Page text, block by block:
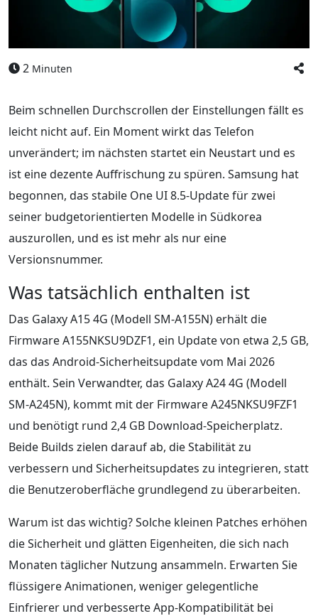
2 Minuten
Beim schnellen Durchscrollen der Einstellungen fällt es
leicht nicht auf. Ein Moment wirkt das Telefon
unverändert; im nächsten startet ein Neustart und es
ist eine dezente Auffrischung zu spüren. Samsung hat
begonnen, das stabile One UI 8.5-Update für zwei
seiner budgetorientierten Modelle in Südkorea
auszurollen, und es ist mehr als nur eine
Versionsnummer.
Was tatsächlich enthalten ist
Das Galaxy A15 4G (Modell SM-A155N) erhält die
Firmware A155NKSU9DZF1, ein Update von etwa 2,5 GB,
das das Android-Sicherheitsupdate vom Mai 2026
enthält. Sein Verwandter, das Galaxy A24 4G (Modell
SM-A245N), kommt mit der Firmware A245NKSU9FZF1
und benötigt rund 2,4 GB Download-Speicherplatz.
Beide Builds zielen darauf ab, die Stabilität zu
verbessern und Sicherheitsupdates zu integrieren, statt
die Benutzeroberfläche grundlegend zu überarbeiten.
Warum ist das wichtig? Solche kleinen Patches erhöhen
die Sicherheit und glätten Eigenheiten, die sich nach
Monaten täglicher Nutzung ansammeln. Erwarten Sie
flüssigere Animationen, weniger gelegentliche
Einfrierer und verbesserte App-Kompatibilität bei